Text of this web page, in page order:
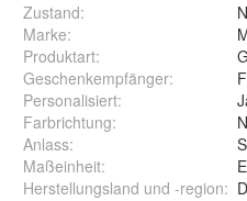
Zustand:
Marke:
Produktart:
Geschenkempfänger:
Personalisiert:
Farbrichtung:
Anlass:
Maßeinheit:
Herstellungsland und -region: